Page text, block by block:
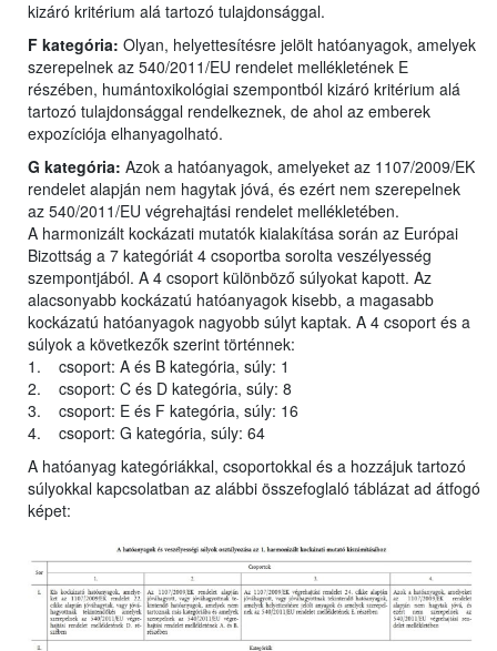
kizáró kritérium alá tartozó tulajdonsággal.
F kategória: Olyan, helyettesítésre jelölt hatóanyagok, amelyek
szerepelnek az 540/2011/EU rendelet mellékletének E
részében, humántoxikológiai szempontból kizáró kritérium alá
tartozó tulajdonsággal rendelkeznek, de ahol az emberek
expozíciója elhanyagolható.
G kategória: Azok a hatóanyagok, amelyeket az 1107/2009/EK
rendelet alapján nem hagytak jóvá, és ezért nem szerepelnek
az 540/2011/EU végrehajtási rendelet mellékletében.
A harmonizált kockázati mutatók kialakítása során az Európai
Bizottság a 7 kategóriát 4 csoportba sorolta veszélyesség
szempontjából. A 4 csoport különböző súlyokat kapott. Az
alacsonyabb kockázatú hatóanyagok kisebb, a magasabb
kockázatú hatóanyagok nagyobb súlyt kaptak. A 4 csoport és a
súlyok a következők szerint történnek:
1. csoport: A és B kategória, súly: 1
2. csoport: C és D kategória, súly: 8
3. csoport: E és F kategória, súly: 16
4. csoport: G kategória, súly: 64
A hatóanyag kategóriákkal, csoportokkal és a hozzájuk tartozó
súlyokkal kapcsolatban az alábbi összefoglaló táblázat ad átfogó
képet: